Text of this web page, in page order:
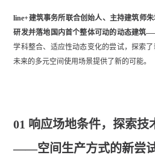
line+建筑事务所联合创始人、主持建筑师
研发并落地国内首个整体可动的动态建筑
学科整合、适应性动态变化的尝试，探索
未来的多元空间使用场景提供了新的可能。
01 响应场地条件，探索技
——空间生产方式的新尝